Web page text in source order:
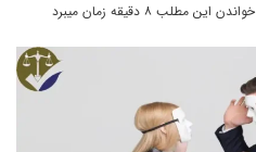
خواندن این مطلب ۸ دقیقه زمان میبرد